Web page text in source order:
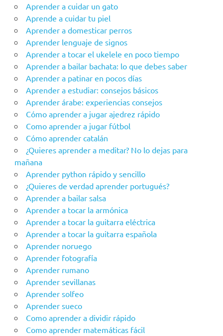
Aprender a cuidar un gato
Aprende a cuidar tu piel
Aprender a domesticar perros
Aprender lenguaje de signos
Aprender a tocar el ukelele en poco tiempo
Aprender a bailar bachata: lo que debes saber
Aprender a patinar en pocos días
Aprender a estudiar: consejos básicos
Aprender árabe: experiencias consejos
Cómo aprender a jugar ajedrez rápido
Como aprender a jugar fútbol
Cómo aprender catalán
¿Quieres aprender a meditar? No lo dejas para
mañana
Aprender python rápido y sencillo
¿Quieres de verdad aprender portugués?
Aprender a bailar salsa
Aprender a tocar la armónica
Aprender a tocar la guitarra eléctrica
Aprender a tocar la guitarra española
Aprender noruego
Aprender fotografía
Aprender rumano
Aprender sevillanas
Aprender solfeo
Aprender sueco
Como aprender a dividir rápido
Como aprender matemáticas fácil